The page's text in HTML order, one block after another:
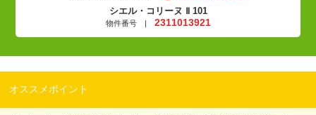
シエル・コリーヌ Ⅱ 101
物件番号 | 2311013921
オススメポイント